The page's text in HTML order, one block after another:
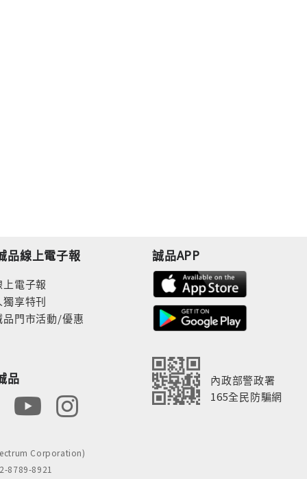
品線上電子報
電子報
享特刊
品門市活動/優惠
品
誠品APP
內政部警政署
165全民防騙網
Corporation)
8789-8921